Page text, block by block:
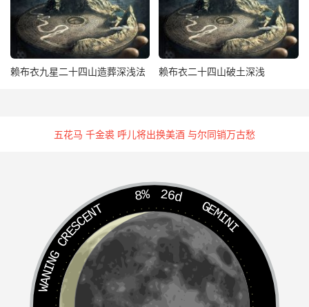
来拱峙，名播华夏镇大番；卯龙庚砂如此验，艮亥二龙又一
班；尖峰秀起如判笔，片言折玉称不凡；若是巽龙庚砂起，
为官清正不污贪；壬龙午向庚照穴，强盗头目赛楼兰；如是
破局 单庚水，来藕时生不肖男；庚申并朝流入穴，被人杀戮
来去能合局，大旺人丁并财禄；巽兑二龙见亥水，科甲
虚痨年少死，吐血症犯登鬼路；午龙亥水损丁财，
横遇灾轻终少福。
巽辛二龙见未水，为官得禄进横财；出人拘谨信佛道，卯龙
未水分去来；水来雷击家渐富，水去雷击家渐衰；艮亥二龙
未水入，巨富何须进横财；兑丁二龙本自配，科甲联芳例三
台；未水破局 时念佛，尼姑僧道拜莲台；辰戌二龙未水入，
赖布衣九星二十四山造葬深浅法 赖布衣二十四山破土深浅
五花马 千金裘 呼儿将出换美酒 与尔同销万古愁
8% 26d
GEMINI
WANING CRESCENT